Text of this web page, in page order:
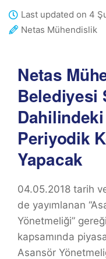
Last updated on 4
Netas Mühendislik
Netas
Belediyesi
Periyodik
Yapacak
04.05.2018 tarih
de yayımlanan
Yönetmeliği”
kapsamında
Asansör